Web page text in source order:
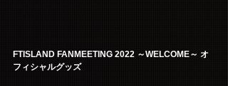
FTISLAND FANMEETING 2022 ～WELCOME～ オ
フィシャルグッズ